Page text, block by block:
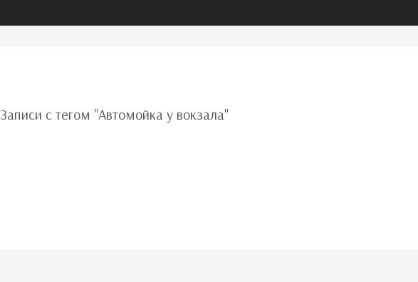
Записи с тегом "Автомойка у вокзала"